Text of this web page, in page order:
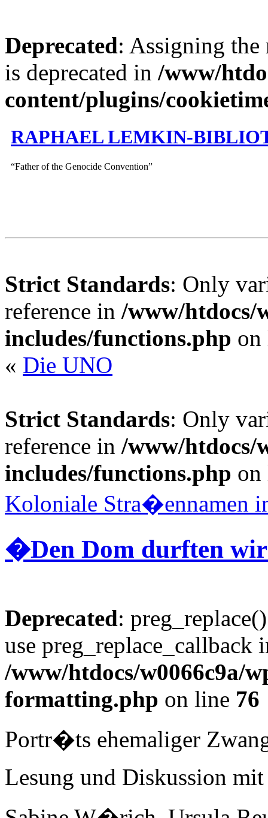
Deprecated: Assigning the
is deprecated in /www/
content/plugins/
RAPHAEL LEMKIN-
“Father of the Genocide Convention”
Strict Standards: Only
reference in /www/htdocs/
includes/functions.php
« Die UNO
Strict Standards: Only
reference in /www/htdocs/
includes/functions.php
Koloniale Stra�ennamen
�Den Dom durften
Deprecated:
use preg_replace_callback
/www/htdocs/w0066c9a/
formatting.php on line 76
Portr�ts ehemaliger
Lesung und Diskussion mit